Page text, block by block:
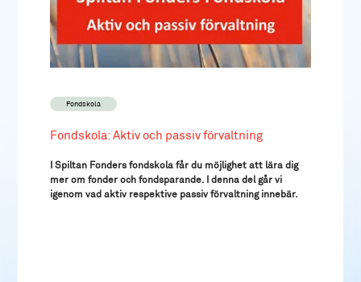
Fondskola
Fondskola: Aktiv och passiv förvaltning
I Spiltan Fonders fondskola får du möjlighet att lära dig
mer om fonder och fondsparande. I denna del går vi
igenom vad aktiv respektive passiv förvaltning innebär.